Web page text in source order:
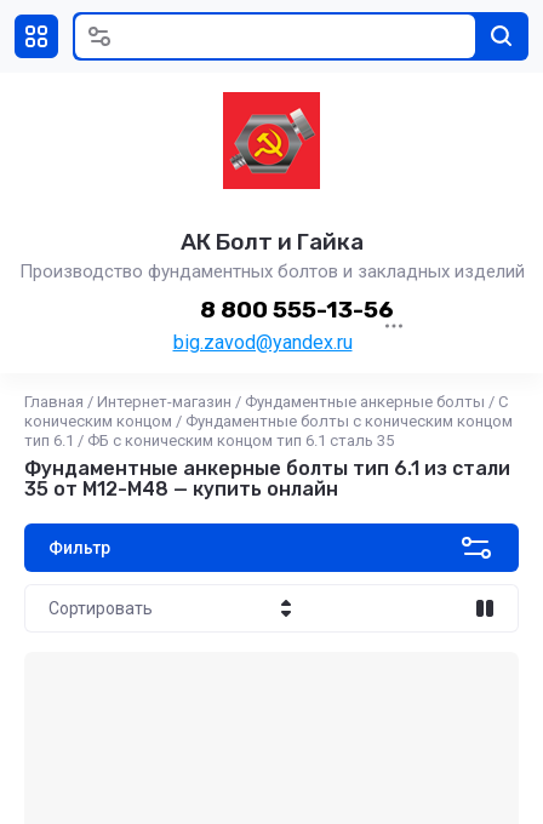
АК Болт и Гайка
Производство фундаментных болтов и закладных изделий
big.zavod@yandex.ru
8 800 555-13-56
Главная / Интернет-магазин / Фундаментные анкерные болты / С
коническим концом / Фундаментные болты с коническим концом
тип 6.1 / ФБ с коническим концом тип 6.1 сталь 35
Фундаментные анкерные болты тип 6.1 из стали
35 от М12-М48 — купить онлайн
Фильтр
Сортировать